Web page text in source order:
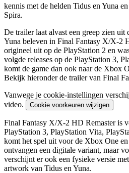
kennis met de helden Tidus en Yuna
Spira.
De trailer laat alvast een greep zien uit
Yuna beleven in Final Fantasy X/X-2
origineel uit op de PlayStation 2 en
volgde releases op de PlayStation 3,
komt de game dan ook naar de Xbox
Bekijk hieronder de trailer van Final
Vanwege je cookie-instellingen
video.
Cookie voorkeuren wijzigen
Final Fantasy X/X-2 HD Remaster is
PlayStation 3, PlayStation Vita,
komt het spel uit voor de Xbox One
ontvangen een digitale variant, maar
verschijnt er ook een fysieke versie
artwork van Tidus en Yuna.